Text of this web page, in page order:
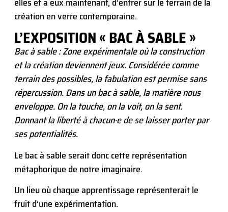
création en verre contemporaine.
L’EXPOSITION « BAC À SABLE »
Bac à sable : Zone expérimentale où la construction
et la création deviennent jeux. Considérée comme
terrain des possibles, la fabulation est permise sans
répercussion. Dans un bac à sable, la matière nous
enveloppe. On la touche, on la voit, on la sent.
Donnant la liberté à chacun·e de se laisser porter par
ses potentialités.
Le bac à sable serait donc cette représentation
métaphorique de notre imaginaire.
Un lieu où chaque apprentissage représenterait le
fruit d’une expérimentation.